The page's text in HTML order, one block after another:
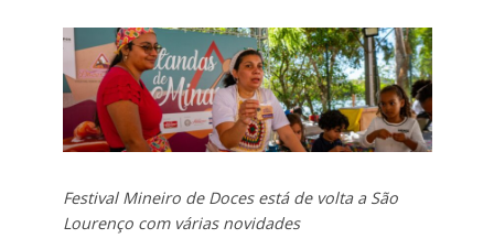
Festival Mineiro de Doces está de volta a São
Lourenço com várias novidades